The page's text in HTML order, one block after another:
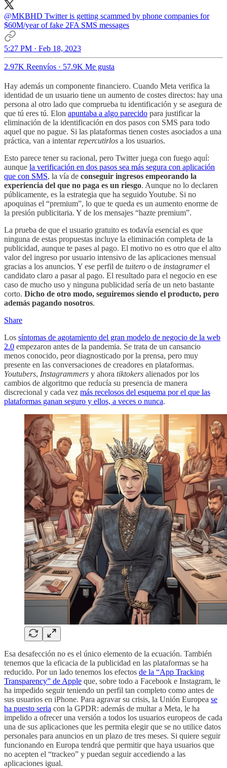
@MKBHD Twitter is getting scammed by phone companies for
$60M/year of fake 2FA SMS messages
5:27 PM · Feb 18, 2023
2.97K Reenvíos · 57.9K Me gusta
Hay además un componente financiero. Cuando Meta verifica la
identidad de un usuario tiene un aumento de costes directos: hay una
persona al otro lado que comprueba tu identificación y se asegura de
que tú eres tú. Elon apuntaba a algo parecido para justificar la
eliminación de la identificación en dos pasos con SMS para todo
aquel que no pague. Si las plataformas tienen costes asociados a una
práctica, van a intentar repercutirlos a los usuarios.
Esto parece tener su racional, pero Twitter juega con fuego aquí:
aunque la verificación en dos pasos sea más segura con aplicación
que con SMS, la vía de conseguir ingresos empeorando la
experiencia del que no paga es un riesgo. Aunque no lo declaren
públicamente, es la estrategia que ha seguido Youtube. Si no
apoquinas el “premium”, lo que te queda es un aumento enorme de
la presión publicitaria. Y de los mensajes “hazte premium”.
La prueba de que el usuario gratuito es todavía esencial es que
ninguna de estas propuestas incluye la eliminación completa de la
publicidad, aunque te pases al pago. El motivo no es otro que el alto
valor del ingreso por usuario intensivo de las aplicaciones mensual
gracias a los anuncios. Y ese perfil de tuitero o de instagramerel
candidato claro a pasar al pago. El resultado para el negocio en ese
caso de mucho uso y ninguna publicidad sería de un neto bastante
corto. Dicho de otro modo, seguiremos siendo el producto, pero
además pagando nosotros.
Share
Los síntomas de agotamiento del gran modelo de negocio de la web
2.0 empezaron antes de la pandemia. Se trata de un cansancio
menos conocido, peor diagnosticado por la prensa, pero muy
presente en las conversaciones de creadores en plataformas.
Youtubers, Instagrammers y ahora tiktokers alienados por los
cambios de algoritmo que reducía su presencia de manera
discrecional y cada vez más recelosos del esquema por el que las
plataformas ganan seguro y ellos, a veces o nunca.
Esa desafección no es el único elemento de la ecuación. También
tenemos que la eficacia de la publicidad en las plataformas se ha
reducido. Por un lado tenemos los efectos de la “App Tracking
Transparency” de Apple que, sobre todo a Facebook e Instagram, le
ha impedido seguir teniendo un perfil tan completo como antes de
sus usuarios en iPhone. Para agravar su crisis, la Unión Europea se
ha puesto seria con la GPDR: además de multar a Meta, le ha
impelido a ofrecer una versión a todos los usuarios europeos de cada
una de sus aplicaciones que les permita elegir que se no utilice datos
personales para anuncios en un plazo de tres meses. Si quiere seguir
funcionando en Europa tendrá que permitir que haya usuarios que
no acepten el “trackeo” y puedan seguir accediendo a las
aplicaciones igual.